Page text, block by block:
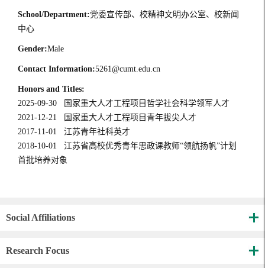
School/Department:党委宣传部、校精神文明办公室、校新闻
中心
Gender:Male
Contact Information:5261@cumt.edu.cn
Honors and Titles:
2025-09-30 国家重大人才工程项目哲学社会科学领军人才
2021-12-21 国家重大人才工程项目青年拔尖人才
2017-11-01 江苏青年社科英才
2018-10-01 江苏省高校优秀青年思政课教师“领航扬帆”计划
首批培养对象
Social Affiliations
Research Focus